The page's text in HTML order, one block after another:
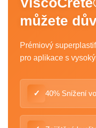
můžete
Prémiový
pro aplikace s
✓ 40% Snížení